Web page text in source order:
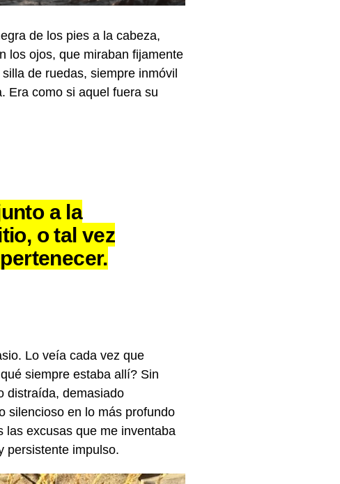
de los pies a la cabeza,
los ojos, que miraban fijamente
de ruedas, siempre inmóvil
Era como si aquel fuera su
a la
o tal vez
Lo veía cada vez que
siempre estaba allí? Sin
distraída, demasiado
silencioso en lo más profundo
las excusas que me inventaba
persistente impulso.